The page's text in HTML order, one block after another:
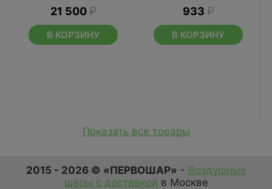
21 500 ₽
В КОРЗИНУ
933 ₽
В КОРЗИНУ
Показать все товары
2015 - 2026 © «ПЕРВОШАР» - Воздушные
шары с доставкой в Москве